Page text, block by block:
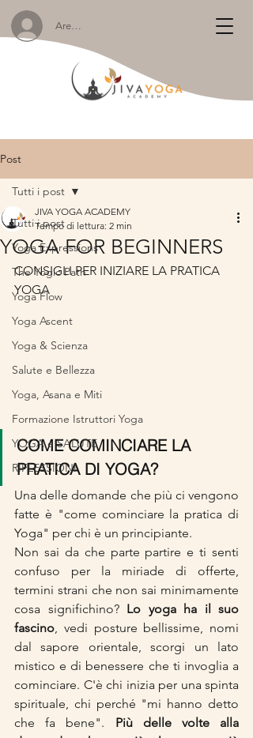
Area Membri:
Post
Tutti i post
Yoga Expressions
The Yogic Path
Yoga Flow
Yoga Ascent
Yoga & Scienza
Salute e Bellezza
Yoga, Asana e Miti
Formazione Istruttori Yoga
YOGA e SALUTE
RIFLESSIONI
Tutti i post
YOGA FOR BEGINNERS
JIVA YOGA ACADEMY
Tempo di lettura: 2 min
CONSIGLI PER INIZIARE LA PRATICA
YOGA
COME COMINCIARE LA
PRATICA DI YOGA?
Una delle domande che più ci vengono
fatte è "come cominciare la pratica di
Yoga" per chi è un principiante.
Non sai da che parte partire e ti senti
confuso per la miriade di offerte,
termini strani che non sai minimamente
cosa significhino? Lo yoga ha il suo
fascino, vedi posture bellissime, nomi
dal sapore orientale, scorgi un lato
mistico e di benessere che ti invoglia a
cominciare. C'è chi inizia per una spinta
spirituale, chi perché "mi hanno detto
che fa bene". Più delle volte alla